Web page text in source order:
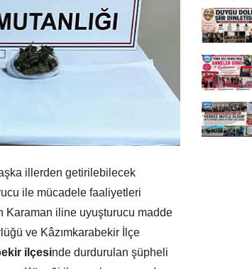
illerden getirilebilecek
ile mücadele faaliyetleri
Karaman iline uyuşturucu madde
ve Kâzımkarabekir İlçe
ilçesinde durdurulan şüpheli